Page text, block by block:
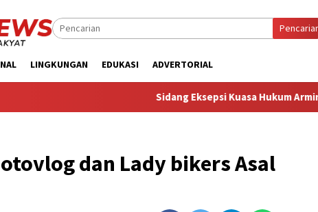
LINGKUNGAN EDUKASI ADVERTORIAL
‎Sidang Eksepsi Kuasa Hukum Armin Amin
dan Lady bikers Asal